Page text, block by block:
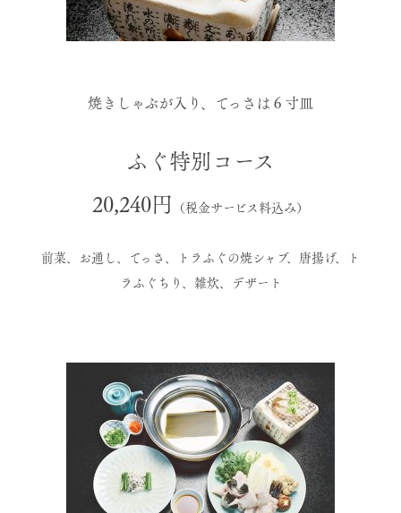
焼きしゃぶが入り、てっさは６寸皿
ふぐ特別コース
20,240円 （税金サービス料込み）
前菜、お通し、てっさ、トラふぐの焼シャブ、唐揚げ、ト
ラふぐちり、雑炊、デザート